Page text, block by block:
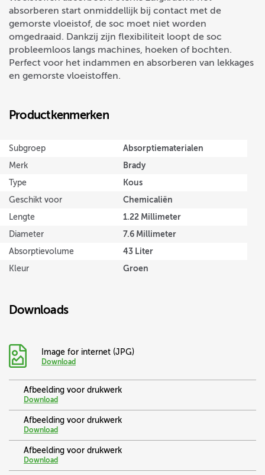
absorberen start onmiddellijk bij contact met de
gemorste vloeistof, de soc moet niet worden
omgedraaid. Dankzij zijn flexibiliteit loopt de soc
probleemloos langs machines, hoeken of bochten.
Perfect voor het indammen en absorberen van lekkages
en gemorste vloeistoffen.
Productkenmerken
Subgroep Absorptiematerialen
Merk Brady
Type Kous
Geschikt voor Chemicaliën
Lengte 1.22 Millimeter
Diameter 7.6 Millimeter
Absorptievolume 43 Liter
Kleur Groen
Downloads
Image for internet (JPG)
Download
Afbeelding voor drukwerk
Download
Afbeelding voor drukwerk
Download
Afbeelding voor drukwerk
Download